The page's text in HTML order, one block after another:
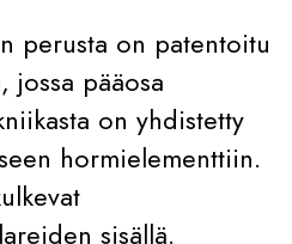
perusta on patentoitu
jossa pääosa
on yhdistetty
hormielementtiin.
sisällä.